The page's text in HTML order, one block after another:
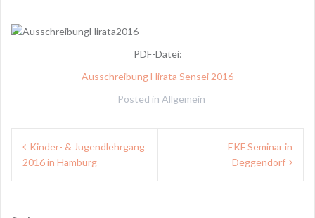
PDF-Datei:
Ausschreibung Hirata Sensei 2016
Posted in Allgemein
Beitragsnavigation
Kinder- & Jugendlehrgang
2016 in Hamburg
EKF Seminar in
Deggendorf